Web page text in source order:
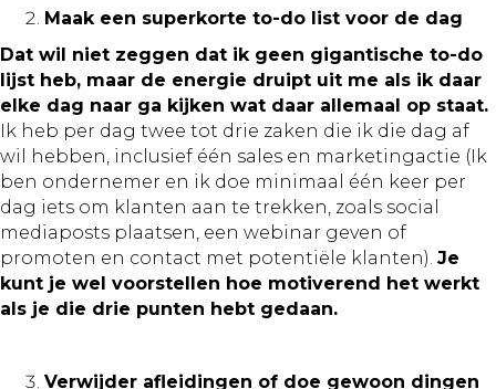
Maak een superkorte to-do list voor de dag
Dat wil niet zeggen dat ik geen gigantische to-do
lijst heb, maar de energie druipt uit me als ik daar
elke dag naar ga kijken wat daar allemaal op staat.
Ik heb per dag twee tot drie zaken die ik die dag af
wil hebben, inclusief één sales en marketingactie (Ik
ben ondernemer en ik doe minimaal één keer per
dag iets om klanten aan te trekken, zoals social
mediaposts plaatsen, een webinar geven of
promoten en contact met potentiële klanten). Je
kunt je wel voorstellen hoe motiverend het werkt
als je die drie punten hebt gedaan.
Verwijder afleidingen of doe gewoon dingen